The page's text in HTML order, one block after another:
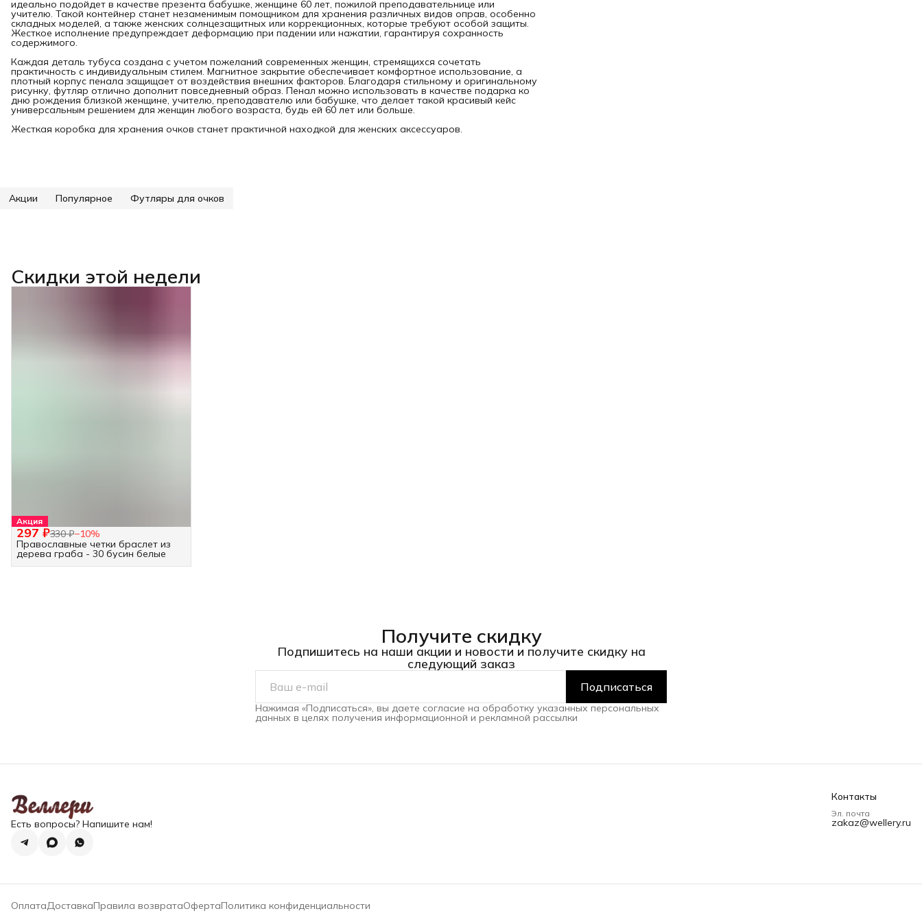
идеально подойдет в качестве презента бабушке, женщине 60 лет, пожилой преподавательнице или
учителю. Такой контейнер станет незаменимым помощником для хранения различных видов оправ, особенно
складных моделей, а также женских солнцезащитных или коррекционных, которые требуют особой защиты.
Жесткое исполнение предупреждает деформацию при падении или нажатии, гарантируя сохранность
содержимого.
Каждая деталь тубуса создана с учетом пожеланий современных женщин, стремящихся сочетать
практичность с индивидуальным стилем. Магнитное закрытие обеспечивает комфортное использование, а
плотный корпус пенала защищает от воздействия внешних факторов. Благодаря стильному и оригинальному
рисунку, футляр отлично дополнит повседневный образ. Пенал можно использовать в качестве подарка ко
дню рождения близкой женщине, учителю, преподавателю или бабушке, что делает такой красивый кейс
универсальным решением для женщин любого возраста, будь ей 60 лет или больше.
Жесткая коробка для хранения очков станет практичной находкой для женских аксессуаров.
Акции Популярное Футляры для очков
Скидки этой недели
Акция
297 ₽330 ₽−10%
Православные четки браслет из
дерева граба - 30 бусин белые
Получите скидку
Подпишитесь на наши акции и новости и получите скидку на
следующий заказ
Подписаться
Нажимая «Подписаться», вы даете согласие на обработку указанных персональных
данных в целях получения информационной и рекламной рассылки
Есть вопросы? Напишите нам!
Контакты
Эл. почта
zakaz@wellery.ru
ОплатаДоставкаПравила возвратаОфертаПолитика конфиденциальности